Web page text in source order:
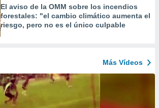
El aviso de la OMM sobre los incendios
forestales: "el cambio climático aumenta el
riesgo, pero no es el único culpable
Más Vídeos